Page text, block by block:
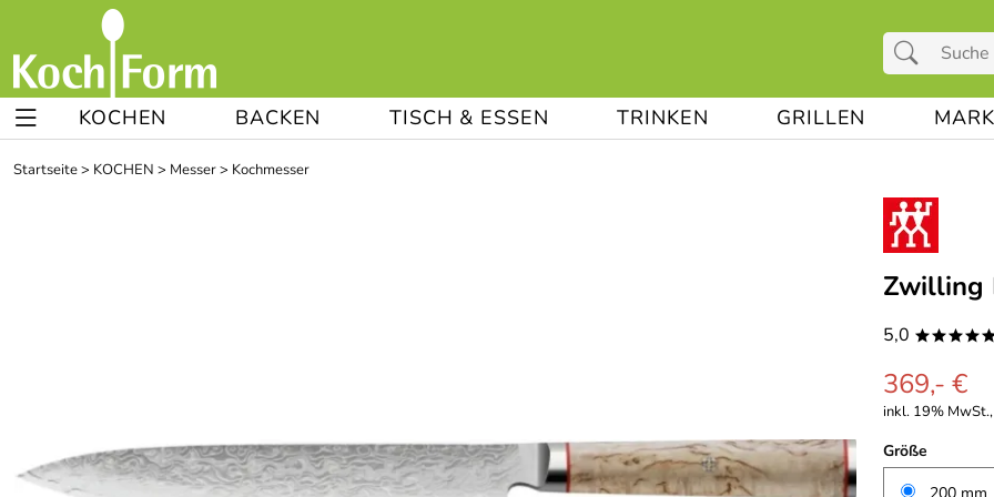
KOCHEN BACKEN TISCH & ESSEN TRINKEN GRILLEN
Startseite> KOCHEN > Messer> Kochmesser
Zwilling
5,0
369,- €
inkl. 19%
Größe
200 mm